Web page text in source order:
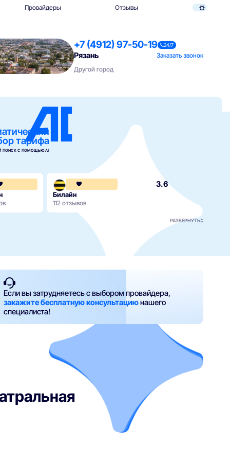
Провайдеры Отзывы
+7 (4912) 97-50-19 24/7
Рязань
Заказать звонок
Другой город
тарифа
ПОИСК С ПОМОЩЬЮ AI
4.1 3.6
Билайн
112 отзывов
РАЗВЕРНУТЬ
Если вы затрудняетесь с выбором провайдера,
закажите бесплатную консультациюнашего
специалиста!